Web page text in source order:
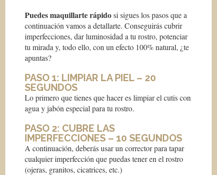
Puedes maquillarte rápidosi sigues los pasos que a
continuación vamos a detallarte. Conseguirás cubrir
imperfecciones, dar luminosidad a tu rostro, potenciar
tu mirada y, todo ello, con un efecto 100% natural, ¿te
apuntas?
PASO 1: LIMPIAR LA PIEL – 20
SEGUNDOS
Lo primero que tienes que hacer es limpiar el cutis con
agua y jabón especial para tu rostro.
PASO 2: CUBRE LAS
IMPERFECCIONES – 10 SEGUNDOS
A continuación, deberás usar un corrector para tapar
cualquier imperfección que puedas tener en el rostro
(ojeras, granitos, cicatrices, etc.)